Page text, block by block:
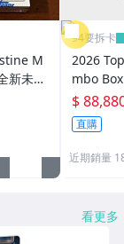
M
新未拆
大谷
簽
94要拆卡
2026
mbo
拼
大谷翔
簽名卡
$
直購
近期銷量
看更多